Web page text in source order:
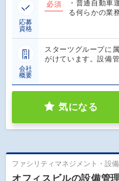
応募
資格
必須
・普通自動車
る何らかの業
会社
概要
スターツグループに
がけています。設備
気になる
ファシリティマネジメント・設
オフィスビルの設備管